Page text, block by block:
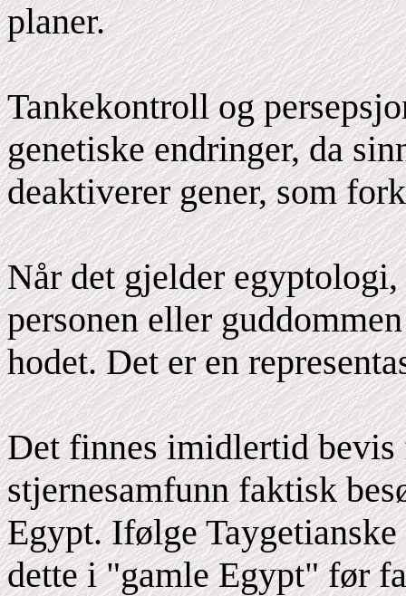
planer.
Tankekontroll og
genetiske endringer, da
deaktiverer gener, som
Når det gjelder
personen eller
hodet. Det er en
Det finnes imidlertid
stjernesamfunn faktisk
Egypt. Ifølge
dette i "gamle Egypt" før